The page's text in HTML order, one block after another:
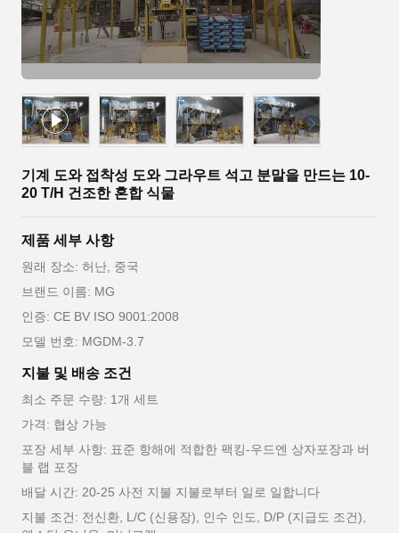
기계 도와 접착성 도와 그라우트 석고 분말을 만드는 10-
20 T/H 건조한 혼합 식물
제품 세부 사항
원래 장소: 허난, 중국
브랜드 이름: MG
인증: CE BV ISO 9001:2008
모델 번호: MGDM-3.7
지불 및 배송 조건
최소 주문 수량: 1개 세트
가격: 협상 가능
포장 세부 사항: 표준 항해에 적합한 팩킹-우드엔 상자포장과 버
블 랩 포장
배달 시간: 20-25 사전 지불 지불로부터 일로 일합니다
지불 조건: 전신환, L/C (신용장), 인수 인도, D/P (지급도 조건),